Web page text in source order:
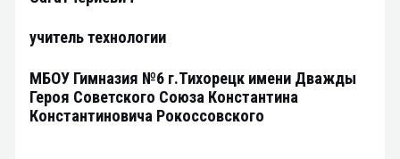
учитель технологии
МБОУ Гимназия №6 г.Тихорецк имени Дважды
Героя Советского Союза Константина
Константиновича Рокоссовского